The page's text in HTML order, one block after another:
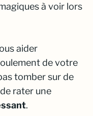
à voir lors
aider
de votre
tomber sur de
rater une
.